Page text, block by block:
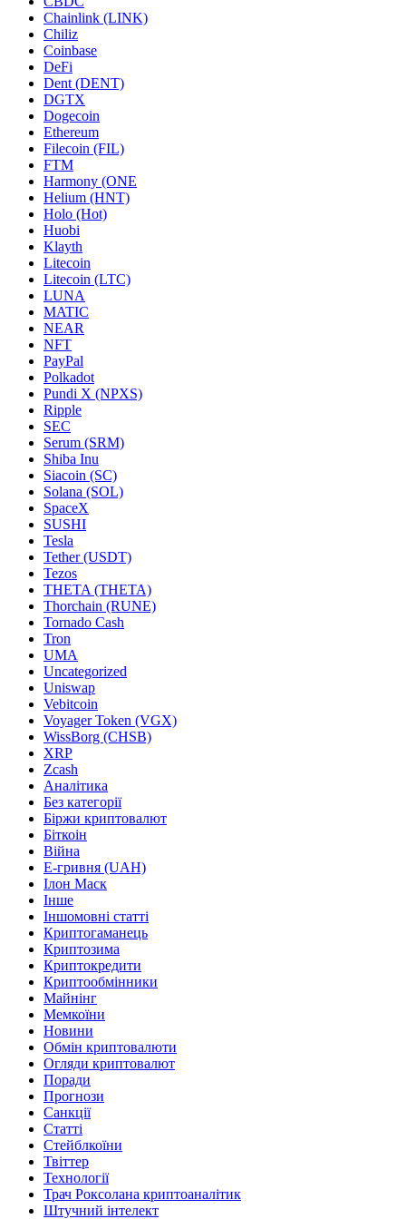
Chainlink (LINK)
Chiliz
Coinbase
DeFi
Dent (DENT)
DGTX
Dogecoin
Ethereum
Filecoin (FIL)
FTM
Harmony (ONE
Helium (HNT)
Holo (Hot)
Huobi
Klayth
Litecoin
Litecoin (LTC)
LUNA
MATIC
NEAR
NFT
PayPal
Polkadot
Pundi X (NPXS)
Ripple
SEC
Serum (SRM)
Shiba Inu
Siacoin (SC)
Solana (SOL)
SpaceX
SUSHI
Tesla
Tether (USDT)
Tezos
THETA (THETA)
Thorchain (RUNE)
Tornado Cash
Tron
UMA
Uncategorized
Uniswap
Vebitcoin
Voyager Token (VGX)
WissBorg (CHSB)
XRP
Zcash
Аналітика
Без категорії
Біржи криптовалют
Біткоін
Війна
Е-гривня (UAH)
Ілон Маск
Інше
Іншомовні статті
Криптогаманець
Криптозима
Криптокредити
Криптообмінники
Майнінг
Мемкоїни
Новини
Обмін криптовалюти
Огляди криптовалют
Поради
Прогнози
Санкції
Статті
Стейблкоїни
Твіттер
Технології
Трач Роксолана криптоаналітик
Штучний інтелект